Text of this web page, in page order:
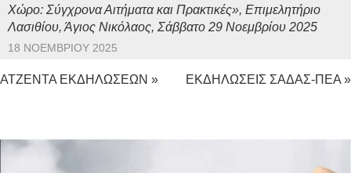
Χώρο: Σύγχρονα Αιτήματα και Πρακτικές», Επιμελητήριο
Λασιθίου, Άγιος Νικόλαος, Σάββατο 29 Νοεμβρίου 2025
18 ΝΟΕΜΒΡΊΟΥ 2025
ΑΤΖΕΝΤΑ ΕΚΔΗΛΩΣΕΩΝ » ΕΚΔΗΛΩΣΕΙΣ ΣΑΔΑΣ-ΠΕΑ »